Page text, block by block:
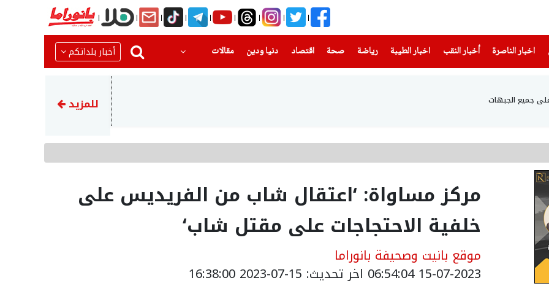
اخبار الناصرة
(current) أخبار النقب اخبار الطيبة(current) رياضة
(current) صحة(current) اقتصاد دنيا ودين
(current) مقالات أخبار بلداتكم
جميع الجبهات مصرع شاب واصابة 3 اخرين بحادث طرق مروع قرب حورة
للمزيد
مركز مساواة: ‘اعتقال شاب من الفريديس على
خلفية الاحتجاجات على مقتل شاب‘
موقع بانيت وصحيفة بانوراما
15-07-2023 06:54:04 اخر تحديث: 15-07-2023 16:38:00